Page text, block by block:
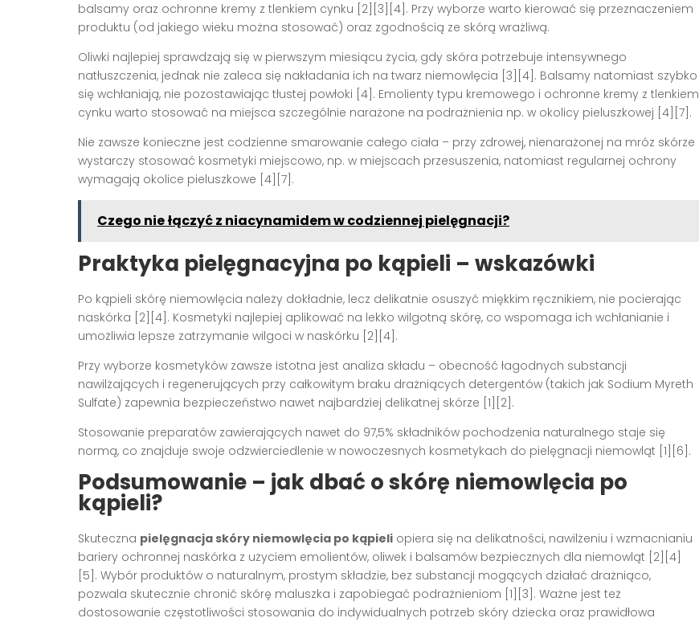
balsamy oraz ochronne kremy z tlenkiem cynku [2][3][4] . Przy wyborze warto kierować się przeznaczeniem
produktu (od jakiego wieku można stosować) oraz zgodnością ze skórą wrażliwą.
Oliwki najlepiej sprawdzają się w pierwszym miesiącu życia, gdy skóra potrzebuje intensywnego
natłuszczenia, jednak nie zaleca się nakładania ich na twarz niemowlęcia [3][4] . Balsamy natomiast szybko
się wchłaniają, nie pozostawiając tłustej powłoki [4] . Emolienty typu kremowego i ochronne kremy z tlenkiem
cynku warto stosować na miejsca szczególnie narażone na podrażnienia np. w okolicy pieluszkowej [4][7] .
Nie zawsze konieczne jest codzienne smarowanie całego ciała – przy zdrowej, nienarażonej na mróz skórze
wystarczy stosować kosmetyki miejscowo, np. w miejscach przesuszenia, natomiast regularnej ochrony
wymagają okolice pieluszkowe [4][7] .
Czego nie łączyć z niacynamidem w codziennej pielęgnacji?
Praktyka pielęgnacyjna po kąpieli – wskazówki
Po kąpieli skórę niemowlęcia należy dokładnie, lecz delikatnie osuszyć miękkim ręcznikiem, nie pocierając
naskórka [2][4] . Kosmetyki najlepiej aplikować na lekko wilgotną skórę, co wspomaga ich wchłanianie i
umożliwia lepsze zatrzymanie wilgoci w naskórku [2][4] .
Przy wyborze kosmetyków zawsze istotna jest analiza składu – obecność łagodnych substancji
nawilżających i regenerujących przy całkowitym braku drażniących detergentów (takich jak Sodium Myreth
Sulfate) zapewnia bezpieczeństwo nawet najbardziej delikatnej skórze [1][2] .
Stosowanie preparatów zawierających nawet do 97,5% składników pochodzenia naturalnego staje się
normą, co znajduje swoje odzwierciedlenie w nowoczesnych kosmetykach do pielęgnacji niemowląt [1][6] .
Podsumowanie – jak dbać o skórę niemowlęcia po
kąpieli?
Skuteczna pielęgnacja skóry niemowlęcia po kąpieli opiera się na delikatności, nawilżeniu i wzmacnianiu
bariery ochronnej naskórka z użyciem emolientów, oliwek i balsamów bezpiecznych dla niemowląt [2][4]
[5] . Wybór produktów o naturalnym, prostym składzie, bez substancji mogących działać drażniąco,
pozwala skutecznie chronić skórę maluszka i zapobiegać podrażnieniom [1][3] . Ważne jest też
dostosowanie częstotliwości stosowania do indywidualnych potrzeb skóry dziecka oraz prawidłowa